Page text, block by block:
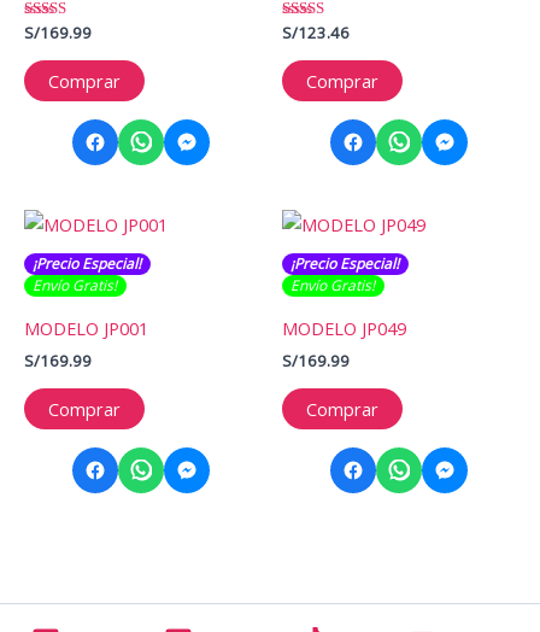
Valorado
5.00
de 5
S/169.99
Comprar
Valorado
5.00
de 5
S/123.46
Comprar
¡Precio Especial!
Envío Gratis​​​!
MODELO JP001
S/169.99
Comprar
¡Precio Especial!
Envío Gratis​​​!
MODELO JP049
S/169.99
Comprar